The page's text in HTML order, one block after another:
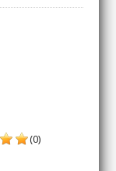
(0)